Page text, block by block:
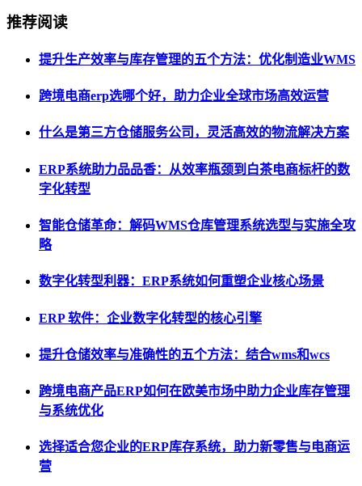
推荐阅读
提升生产效率与库存管理的五个方法：优化制造业WMS
跨境电商erp选哪个好，助力企业全球市场高效运营
什么是第三方仓储服务公司，灵活高效的物流解决方案
ERP系统助力品品香：从效率瓶颈到白茶电商标杆的数
字化转型
智能仓储革命：解码WMS仓库管理系统选型与实施全攻
略
数字化转型利器：ERP系统如何重塑企业核心场景
ERP 软件：企业数字化转型的核心引擎
提升仓储效率与准确性的五个方法：结合wms和wcs
跨境电商产品ERP如何在欧美市场中助力企业库存管理
与系统优化
选择适合您企业的ERP库存系统，助力新零售与电商运
营